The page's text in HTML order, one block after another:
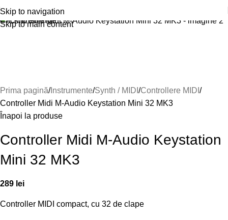
Skip to navigation
Skip to main content
Click to enlarge
Prima pagină Instrumente Synth / MIDI Controllere MIDI
Controller Midi M-Audio Keystation Mini 32 MK3
Înapoi la produse
Controller Midi M-Audio Keystation
Mini 32 MK3
289 lei
Controller MIDI compact, cu 32 de clape